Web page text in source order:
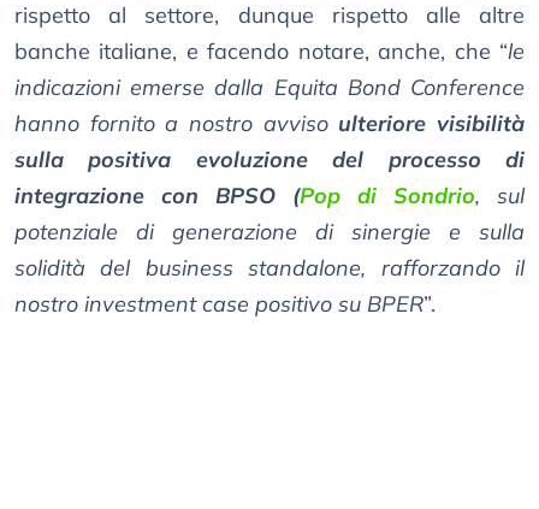
rispetto al settore, dunque rispetto alle altre
banche italiane, e facendo notare, anche, che “le
indicazioni emerse dalla Equita Bond Conference
hanno fornito a nostro avviso ulteriore visibilità
sulla positiva evoluzione del processo di
integrazione con BPSO (Pop di Sondrio, sul
potenziale di generazione di sinergie e sulla
solidità del business standalone, rafforzando il
nostro investment case positivo su BPER”.